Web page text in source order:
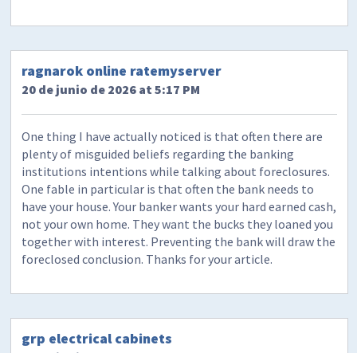
ragnarok online ratemyserver
20 de junio de 2026 at 5:17 PM
One thing I have actually noticed is that often there are
plenty of misguided beliefs regarding the banking
institutions intentions while talking about foreclosures.
One fable in particular is that often the bank needs to
have your house. Your banker wants your hard earned cash,
not your own home. They want the bucks they loaned you
together with interest. Preventing the bank will draw the
foreclosed conclusion. Thanks for your article.
grp electrical cabinets